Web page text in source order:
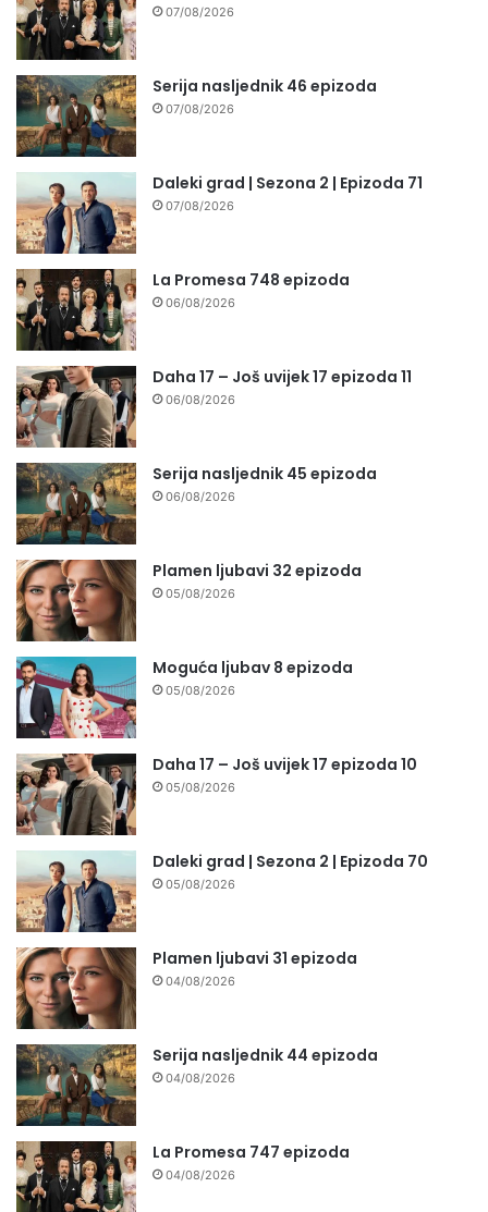
07/08/2026
Serija nasljednik 46 epizoda
07/08/2026
Daleki grad | Sezona 2 | Epizoda 71
07/08/2026
La Promesa 748 epizoda
06/08/2026
Daha 17 – Još uvijek 17 epizoda 11
06/08/2026
Serija nasljednik 45 epizoda
06/08/2026
Plamen ljubavi 32 epizoda
05/08/2026
Moguća ljubav 8 epizoda
05/08/2026
Daha 17 – Još uvijek 17 epizoda 10
05/08/2026
Daleki grad | Sezona 2 | Epizoda 70
05/08/2026
Plamen ljubavi 31 epizoda
04/08/2026
Serija nasljednik 44 epizoda
04/08/2026
La Promesa 747 epizoda
04/08/2026